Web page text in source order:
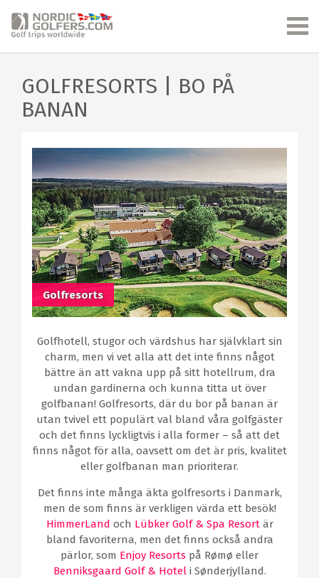
GOLFRESORTS | BO PÅ
BANAN
Golfresorts
Golfhotell, stugor och värdshus har självklart sin
charm, men vi vet alla att det inte finns något
bättre än att vakna upp på sitt hotellrum, dra
undan gardinerna och kunna titta ut över
golfbanan! Golfresorts, där du bor på banan är
utan tvivel ett populärt val bland våra golfgäster
och det finns lyckligtvis i alla former – så att det
finns något för alla, oavsett om det är pris, kvalitet
eller golfbanan man prioriterar.
Det finns inte många äkta golfresorts i Danmark,
men de som finns är verkligen värda ett besök!
HimmerLand och Lübker Golf & Spa Resortär
bland favoriterna, men det finns också andra
pärlor, som Enjoy Resorts på Rømø eller
Benniksgaard Golf & Hoteli Sønderjylland.